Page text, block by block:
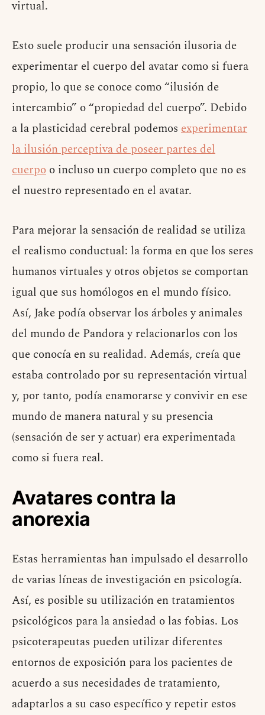
virtual.
Esto suele producir una sensación ilusoria de
experimentar el cuerpo del avatar como si fuera
propio, lo que se conoce como “ilusión de
intercambio” o “propiedad del cuerpo”. Debido
a la plasticidad cerebral podemos experimentar
la ilusión perceptiva de poseer partes del
cuerpo o incluso un cuerpo completo que no es
el nuestro representado en el avatar.
Para mejorar la sensación de realidad se utiliza
el realismo conductual: la forma en que los seres
humanos virtuales y otros objetos se comportan
igual que sus homólogos en el mundo físico.
Así, Jake podía observar los árboles y animales
del mundo de Pandora y relacionarlos con los
que conocía en su realidad. Además, creía que
estaba controlado por su representación virtual
y, por tanto, podía enamorarse y convivir en ese
mundo de manera natural y su presencia
(sensación de ser y actuar) era experimentada
como si fuera real.
Avatares contra la
anorexia
Estas herramientas han impulsado el desarrollo
de varias líneas de investigación en psicología.
Así, es posible su utilización en tratamientos
psicológicos para la ansiedad o las fobias. Los
psicoterapeutas pueden utilizar diferentes
entornos de exposición para los pacientes de
acuerdo a sus necesidades de tratamiento,
adaptarlos a su caso específico y repetir estos